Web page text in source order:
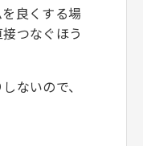
良くする場
つなぐほう
ないので、